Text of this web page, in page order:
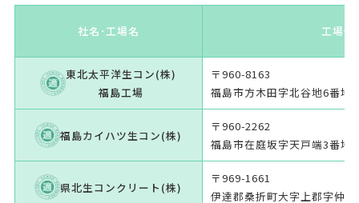
社名･工場名 工場住
東北太平洋生コン(株)
福島工場
〒960-8163
福島市方木田字北谷地6番地
福島カイハツ生コン(株)
〒960-2262
福島市在庭坂字天戸端3番地
県北生コンクリート(株)
〒969-1661
伊達郡桑折町大字上郡字仲